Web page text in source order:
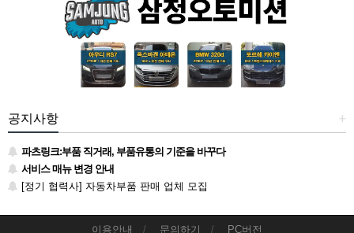
+
공지사항
파츠링크:부품 직거래, 부품유통의 기준을 바꾸다
서비스 매뉴 변경 안내
[정기 협력사] 자동차부품 판매 업체 모집
이용안내 문의하기 PC버전